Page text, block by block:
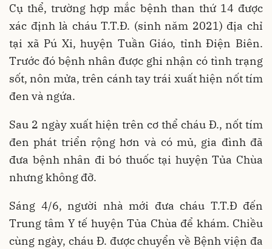
Cụ thể, trường hợp mắc bệnh than thứ 14 được
xác định là cháu T.T.Đ. (sinh năm 2021) địa chỉ
tại xã Pú Xi, huyện Tuần Giáo, tỉnh Điện Biên.
Trước đó bệnh nhân được ghi nhận có tình trạng
sốt, nôn mửa, trên cánh tay trái xuất hiện nốt tím
đen và ngứa.
Sau 2 ngày xuất hiện trên cơ thể cháu Đ., nốt tím
đen phát triển rộng hơn và có mủ, gia đình đã
đưa bệnh nhân đi bó thuốc tại huyện Tủa Chùa
nhưng không đỡ.
Sáng 4/6, người nhà mới đưa cháu T.T.Đ đến
Trung tâm Y tế huyện Tủa Chùa để khám. Chiều
cùng ngày, cháu Đ. được chuyển về Bệnh viện đa